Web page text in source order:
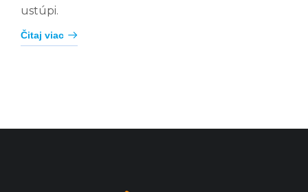
ustúpi.
Čitaj viac